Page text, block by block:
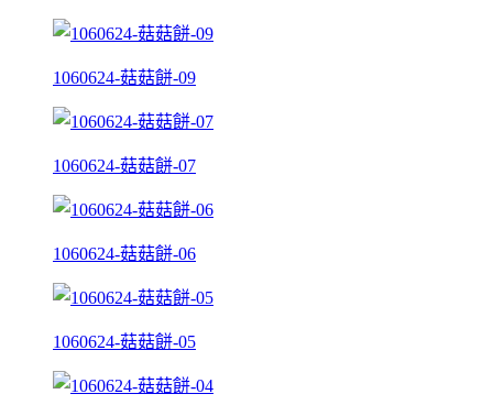
1060624-菇菇餅-09
1060624-菇菇餅-07
1060624-菇菇餅-06
1060624-菇菇餅-05